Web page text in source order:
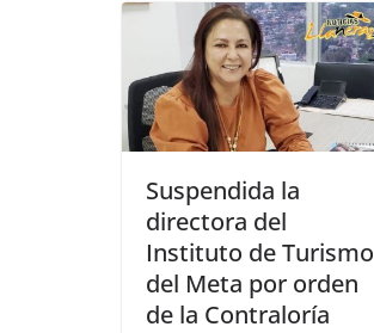
Suspendida la
directora del
Instituto de Turismo
del Meta por orden
de la Contraloría